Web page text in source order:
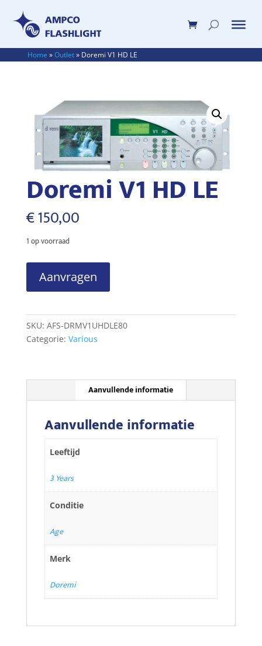
Home »Outlet» Doremi V1 HD LE
Doremi V1 HD LE
€150,00
1 op voorraad
HD
aantal
Aanvragen
SKU: AFS-DRMV1UHDLE80
Categorie: Various
Aanvullende informatie
Aanvullende informatie
Leeftijd
3 Years
Conditie
Age
Merk
Doremi